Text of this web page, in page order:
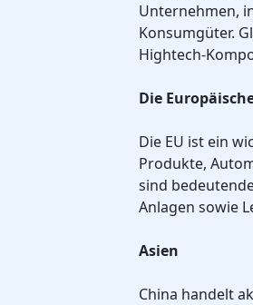
Unternehmen,
Konsumgüter.
Hightech-
Die
Die EU ist ein
Produkte,
sind
Anlagen sowie
Asien
China handelt